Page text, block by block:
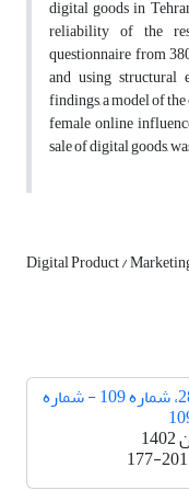
digital goods in
reliability of the
questionnaire from
and using structural
findings, a model of
female online
sale of digital goods,
Digital Product /
دوره 28، شماره 109 - شماره
177-201